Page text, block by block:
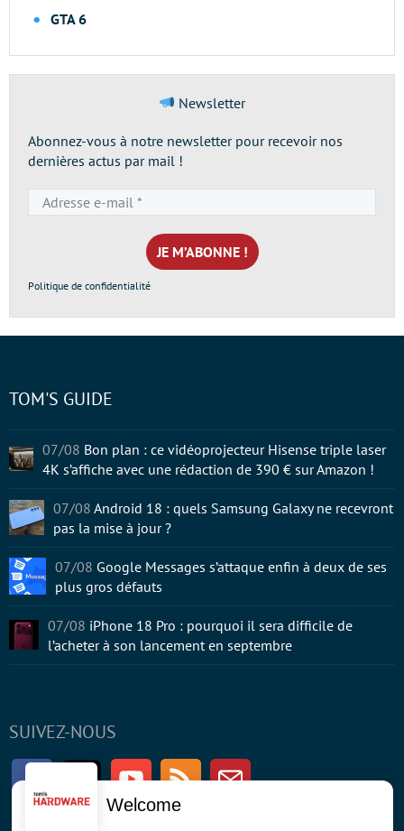
GTA 6
Newsletter
Abonnez-vous à notre newsletter pour recevoir nos
dernières actus par mail !
e-
mail
*
Politique de confidentialité
SUIVEZ-NOUS
FacebookTwitter Youtube RSS Newsletter
TOM'S GUIDE
07/08 Bon plan : ce vidéoprojecteur Hisense triple laser
4K s’affiche avec une rédaction de 390 € sur Amazon !
07/08 Android 18 : quels Samsung Galaxy ne recevront
pas la mise à jour ?
07/08 Google Messages s’attaque enfin à deux de ses
plus gros défauts
07/08 iPhone 18 Pro : pourquoi il sera difficile de
l’acheter à son lancement en septembre
Welcome